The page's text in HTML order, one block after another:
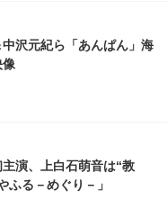
沢元紀ら「あんぱん」海
演、上白石萌音は“教
ふる－めぐり－」